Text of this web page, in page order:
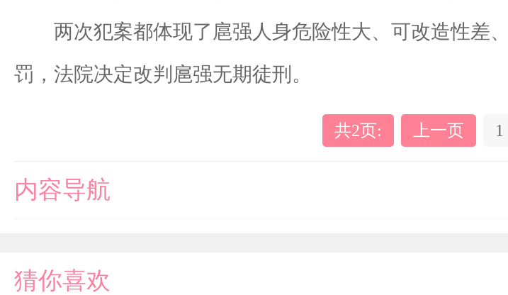
两次犯案都体现了扈强人身危险性大、可改造性差
罚，法院决定改判扈强无期徒刑。
共2页: 上一页 1
内容导航
猜你喜欢